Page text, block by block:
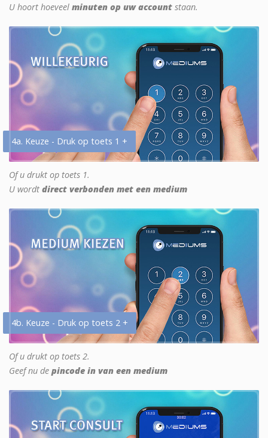
U hoort hoeveel minuten op uw account staan.
4a. Keuze - Druk op toets 1 +
Of u drukt op toets 1.
U wordt direct verbonden met een medium
4b. Keuze - Druk op toets 2 +
Of u drukt op toets 2.
Geef nu de pincode in van een medium